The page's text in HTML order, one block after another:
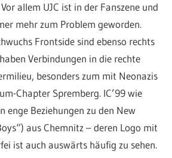
allem UJC ist in der Fanszene und
mehr zum Problem geworden.
Frontside sind ebenso rechts
Verbindungen in die rechte
besonders zum mit Neonazis
Chapter Spremberg. IC’99 wie
enge Beziehungen zu den New
aus Chemnitz – deren Logo mit
ist auch auswärts häufig zu sehen.